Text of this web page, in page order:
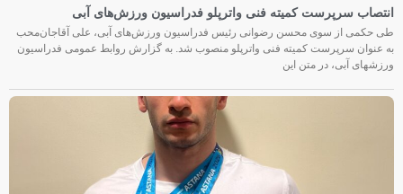
انتصاب سرپرست کمیته فنی واترپلو فدراسیون ورزش‌های آبی
طی حکمی از سوی محسن رضوانی رئیس فدراسیون ورزش‌های آبی، علی آقاجان‌محب
به عنوان سرپرست کمیته فنی واترپلو منصوب شد. به گزارش روابط عمومی فدراسیون
ورزشهای آبی، در متن این